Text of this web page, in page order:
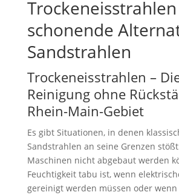
Trockeneisstrahlen
schonende
Sandstrahlen
Trockeneisstrahlen –
Reinigung ohne
Rhein-Main-Gebiet
Es gibt Situationen, in denen
Sandstrahlen an seine Grenzen
Maschinen nicht abgebaut werden
Feuchtigkeit tabu ist, wenn
gereinigt werden müssen oder